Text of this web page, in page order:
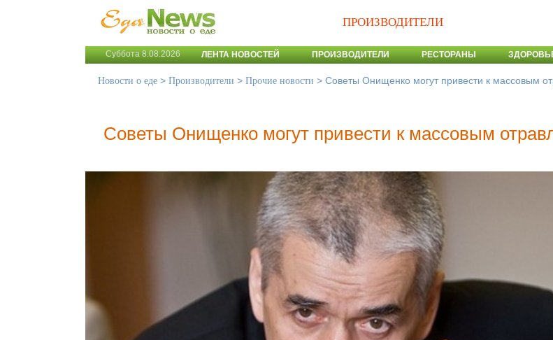
ПРОИЗВОДИТЕЛИ
Суббота 8.08.2026 ЛЕНТА НОВОСТЕЙ ПРОИЗВОДИТЕЛИ РЕСТОРАНЫ
Новости о еде > Производители > Прочие новости > Советы Онищенко могут привести к массовым
Советы Онищенко могут привести к массовым